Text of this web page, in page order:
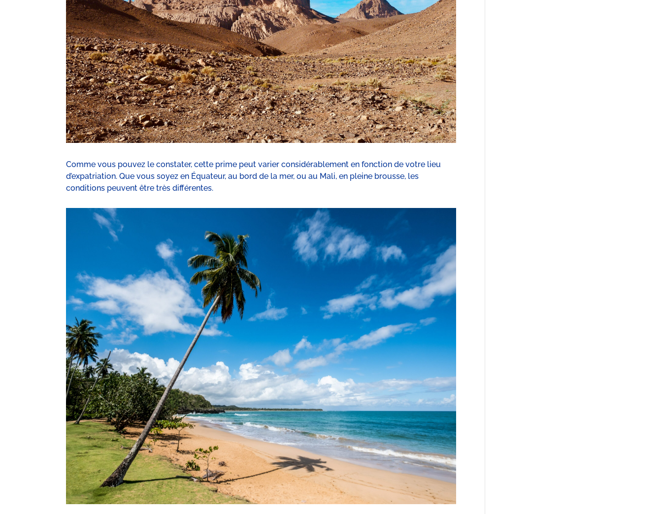
Comme vous pouvez le constater, cette prime peut varier considérablement en fonction de votre lieu
d’expatriation. Que vous soyez en Équateur, au bord de la mer, ou au Mali, en pleine brousse, les
conditions peuvent être très différentes.